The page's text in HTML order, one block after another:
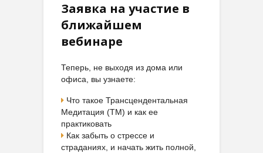
Заявка на участие в
ближайшем
вебинаре
Теперь, не выходя из дома или
офиса, вы узнаете:
Что такое Трансцендентальная
Медитация (ТМ) и как ее
практиковать
Как забыть о стрессе и
страданиях, и начать жить полной,